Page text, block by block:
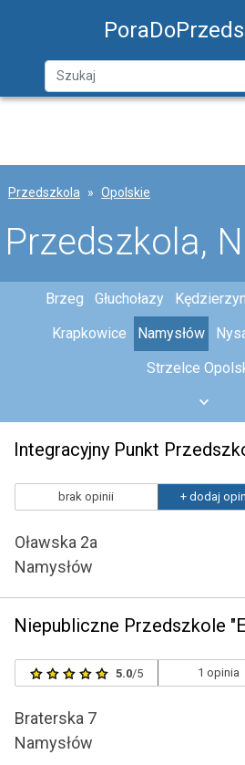
Przedszkola Opolskie
Przedszkola,
Brzeg Głuchołazy
Krapkowice
Namysłów
Strzelce
Integracyjny Punkt
brak opinii + dodaj
Oławska 2a
Namysłów
5.0/5 1 opinia
Braterska 7
Namysłów